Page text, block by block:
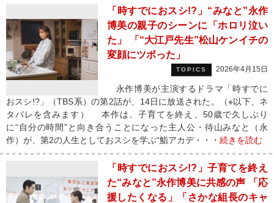
「時すでにおスシ!?」“みなと”永作
博美の親子のシーンに「ホロリ泣い
た」 「“大江戸先生”松山ケンイチの
変顔にツボった」
TOPICS 2026年4月15日
永作博美が主演するドラマ「時すでに
おスシ!?」（TBS系）の第2話が、14日に放送された。（※以下、ネ
タバレを含みます） 本作は、子育てを終え、50歳で久しぶり
に“自分の時間”と向き合うことになった主人公・待山みなと（永
作）が、第2の人生としておスシを学ぶ“鮨アカデ・・・ 続きを読む
「時すでにおスシ!?」子育てを終え
た“みなと”永作博美に共感の声 「応
援したくなる」「さかな組長のキャ